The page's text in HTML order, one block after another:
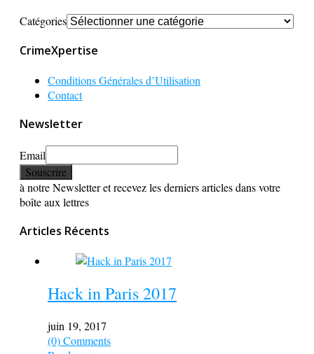
Catégories
CrimeXpertise
Conditions Générales d’Utilisation
Contact
Newsletter
Email
à notre Newsletter et recevez les derniers articles dans votre
boîte aux lettres
Articles Récents
Hack in Paris 2017
juin 19, 2017
(0) Comments